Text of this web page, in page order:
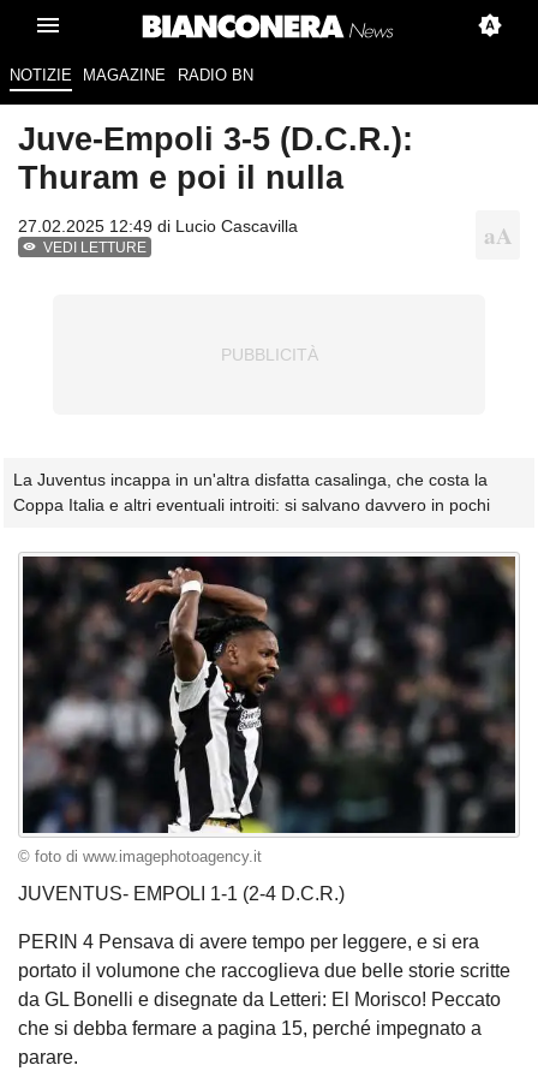
NOTIZIE MAGAZINE RADIO BN
Juve-Empoli 3-5 (D.C.R.):
Thuram e poi il nulla
27.02.2025 12:49 di Lucio Cascavilla
VEDI LETTURE
La Juventus incappa in un'altra disfatta casalinga, che costa la
Coppa Italia e altri eventuali introiti: si salvano davvero in pochi
© foto di www.imagephotoagency.it
JUVENTUS- EMPOLI 1-1 (2-4 D.C.R.)
PERIN 4 Pensava di avere tempo per leggere, e si era
portato il volumone che raccoglieva due belle storie scritte
da GL Bonelli e disegnate da Letteri: El Morisco! Peccato
che si debba fermare a pagina 15, perché impegnato a
parare.